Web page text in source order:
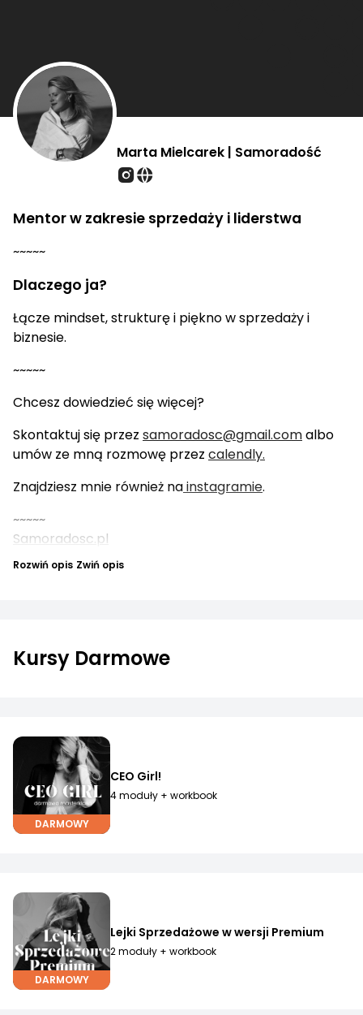
Marta Mielcarek | Samoradość
Mentor w zakresie sprzedaży i liderstwa
~~~~~
Dlaczego ja?
Łącze mindset, strukturę i piękno w sprzedaży i
biznesie.
~~~~~
Chcesz dowiedzieć się więcej?
Skontaktuj się przez samoradosc@gmail.comalbo
umów ze mną rozmowę przez calendly.
Znajdziesz mnie również nainstagramie.
~~~~~
Samoradosc.pl
Rozwiń opis Zwiń opis
Kursy Darmowe
DARMOWY
CEO Girl!
4 moduły + workbook
DARMOWY
Lejki Sprzedażowe w wersji Premium
2 moduły + workbook